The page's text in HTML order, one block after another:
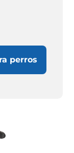
perros